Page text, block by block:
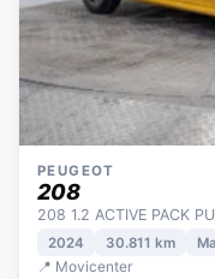
PEUGEOT
208
208 1.2 ACTIVE PACK
2024 30.811 km